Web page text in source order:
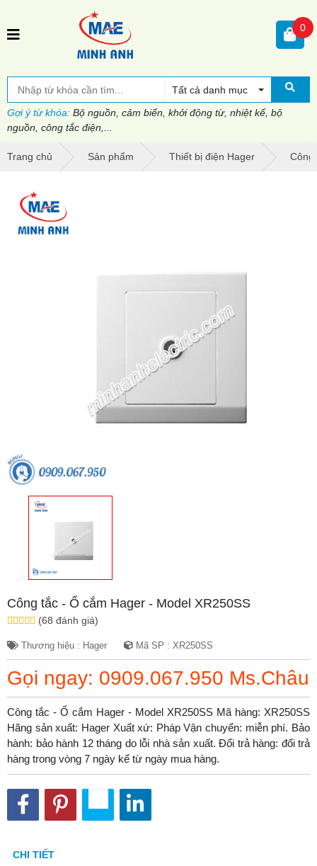
Tất cả danh mục
Gợi ý từ khóa: Bộ nguồn, cảm biến, khởi động từ, nhiệt kế, bộ
nguồn, công tắc điện,...
0
Trang chủ Sản phẩm Thiết bị điện Hager Công
Công tắc - Ổ cắm Hager - Model XR250SS
(68 đánh giá)
Thương hiệu : Hager Mã SP : XR250SS
Gọi ngay: 0909.067.950 Ms.Châu
Công tắc - Ổ cắm Hager - Model XR250SS Mã hàng: XR250SS
Hãng sản xuất: Hager Xuất xứ: Pháp Vận chuyển: miễn phí. Bảo
hành: bảo hành 12 tháng do lỗi nhà sản xuất. Đổi trả hàng: đổi trả
hàng trong vòng 7 ngày kể từ ngày mua hàng.
CHI TIẾT